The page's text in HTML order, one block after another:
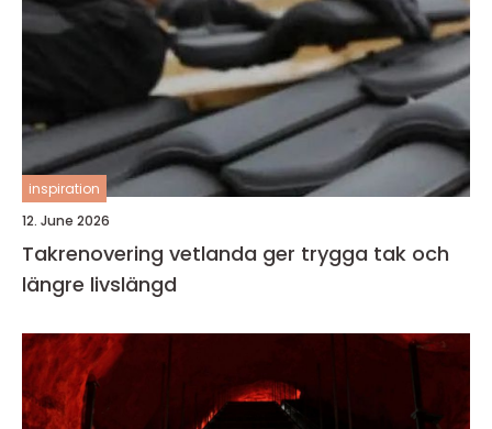
inspiration
12. June 2026
Takrenovering vetlanda ger trygga tak och
längre livslängd